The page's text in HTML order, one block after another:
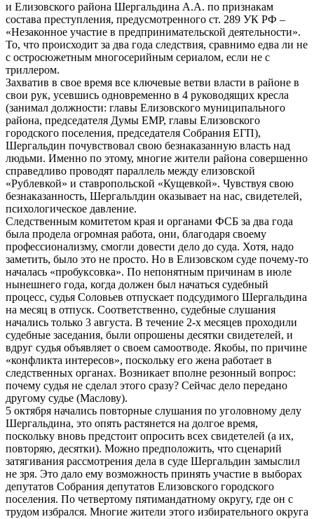
и Елизовского района Шергальдина А.А. по признакам
состава преступления, предусмотренного ст. 289 УК РФ –
«Незаконное участие в предпринимательской деятельности».
То, что происходит за два года следствия, сравнимо едва ли не
с остросюжетным многосерийным сериалом, если не с
триллером.
Захватив в свое время все ключевые ветви власти в районе в
свои рук, усевшись одновременно в 4 руководящих кресла
(занимал должности: главы Елизовского муниципального
района, председателя Думы ЕМР, главы Елизовского
городского поселения, председателя Собрания ЕГП),
Шергальдин почувствовал свою безнаказанную власть над
людьми. Именно по этому, многие жители района совершенно
справедливо проводят параллель между елизовской
«Рублевкой» и ставропольской «Кущевкой». Чувствуя свою
безнаказанность, Шергальлдин оказывает на нас, свидетелей,
психологическое давление.
Следственным комитетом края и органами ФСБ за два года
была продела огромная работа, они, благодаря своему
профессионализму, смогли довести дело до суда. Хотя, надо
заметить, было это не просто. Но в Елизовском суде почему-то
началась «пробуксовка». По непонятным причинам в июле
нынешнего года, когда должен был начаться судебный
процесс, судья Соловьев отпускает подсудимого Шергальдина
на месяц в отпуск. Соответственно, судебные слушания
начались только 3 августа. В течение 2-х месяцев проходили
судебные заседания, были опрошены десятки свидетелей, и
вдруг судья объявляет о своем самоотводе. Якобы, по причине
«конфликта интересов», поскольку его жена работает в
следственных органах. Возникает вполне резонный вопрос:
почему судья не сделал этого сразу? Сейчас дело передано
другому судье (Маслову).
5 октября начались повторные слушания по уголовному делу
Шергальдина, это опять растянется на долгое время,
поскольку вновь предстоит опросить всех свидетелей (а их,
повторяю, десятки). Можно предположить, что сценарий
затягивания рассмотрения дела в суде Шергальдин замыслил
не зря. Это дало ему возможность принять участие в выборах
депутатов Собрания депутатов Елизовского городского
поселения. По четвертому пятимандатному округу, где он с
трудом избрался. Многие жители этого избирательного округа